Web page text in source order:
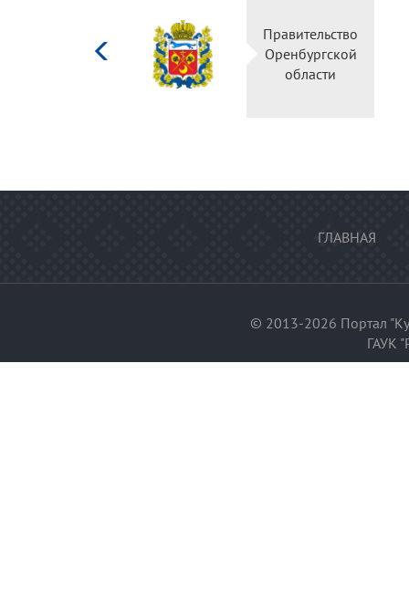
культуры
Российской
Правительство
Оренбургской
области
ГЛАВНАЯ
© 2013-2026 Портал
ГАУК